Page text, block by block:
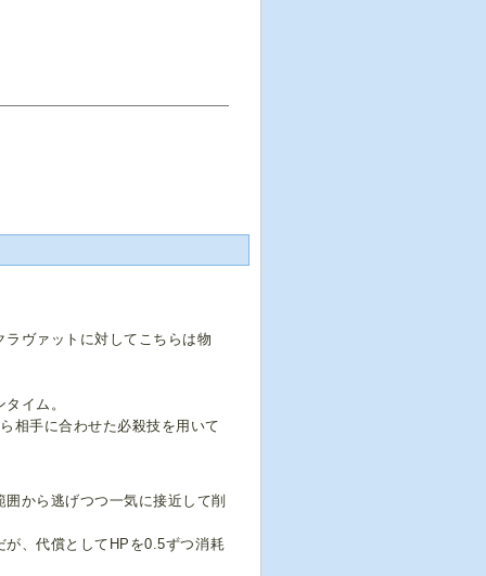
ヴァットに対してこちらは物
イム。
相手に合わせた必殺技を用いて
から逃げつつ一気に接近して削
、代償としてHPを0.5ずつ消耗